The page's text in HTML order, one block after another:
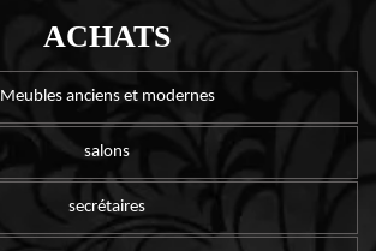
ACHATS
Meubles anciens et modernes
salons
secrétaires